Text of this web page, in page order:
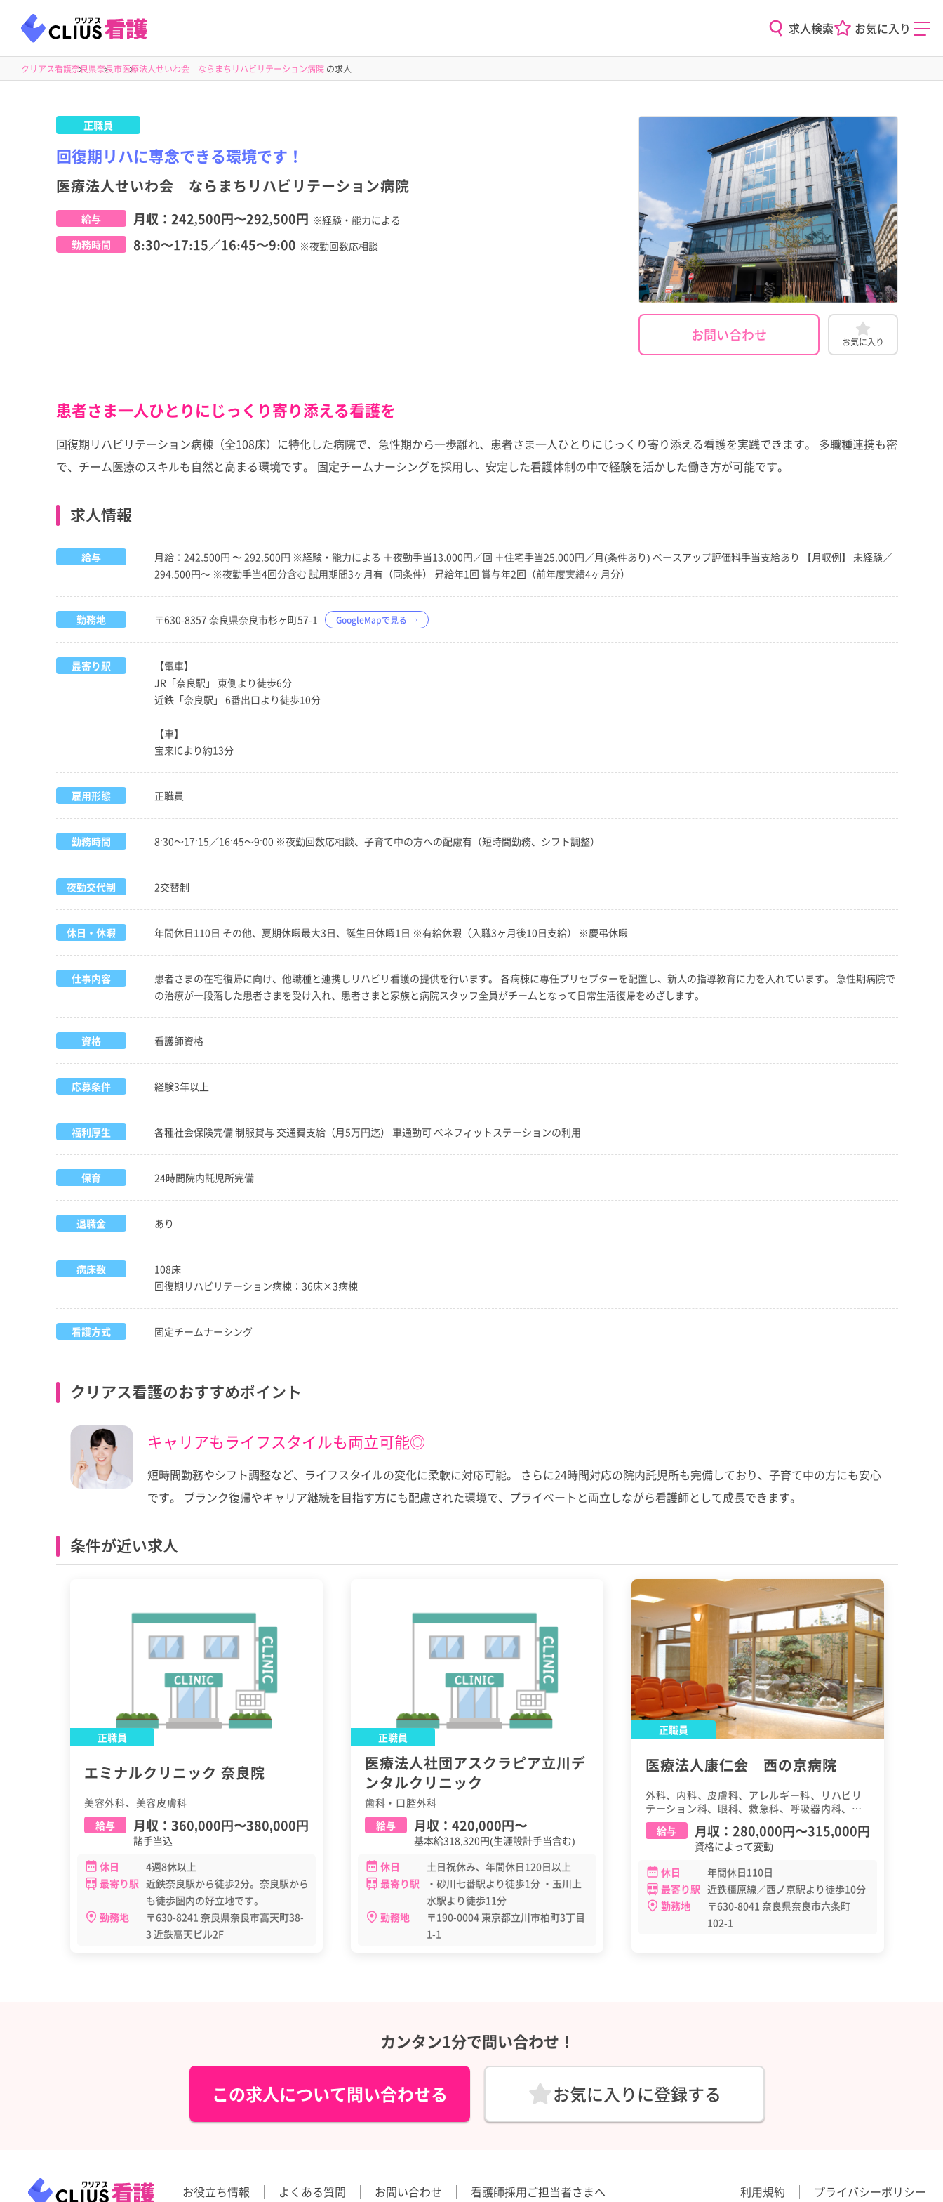
求人検索 お気に入り
クリアス看護奈良県奈良市医療法人せいわ会 ならまちリハビリテーション病院 の求人
正職員
回復期リハに専念できる環境です！
医療法人せいわ会 ならまちリハビリテーション病院
お問い合わせ お気に入り
給与 月収： 242,500円〜292,500円 ※経験・能力による
勤務時間
8:30～17:15／16:45～9:00 ※夜勤回数応相談
患者さま一人ひとりにじっくり寄り添える看護を
回復期リハビリテーション病棟（全108床）に特化した病院で、急性期から一歩離れ、患者さま一人ひとりにじっくり寄り添える看護を実践できます。 多職種連携も密
で、チーム医療のスキルも自然と高まる環境です。 固定チームナーシングを採用し、安定した看護体制の中で経験を活かした働き方が可能です。
求人情報
給与
月給：242,500円 〜 292,500円 ※経験・能力による ＋夜勤手当13,000円／回 ＋住宅手当25,000円／月(条件あり) ベースアップ評価料手当支給あり 【月収例】 未経験／
294,500円～ ※夜勤手当4回分含む 試用期間3ヶ月有（同条件） 昇給年1回 賞与年2回（前年度実績4ヶ月分）
勤務地 〒630-8357 奈良県奈良市杉ヶ町57-1 GoogleMapで見る
最寄り駅
【電車】
JR「奈良駅」 東側より徒歩6分
近鉄「奈良駅」 6番出口より徒歩10分
【車】
宝来ICより約13分
雇用形態 正職員
勤務時間 8:30～17:15／16:45～9:00 ※夜勤回数応相談、子育て中の方への配慮有（短時間勤務、シフト調整）
夜勤交代制 2交替制
休日・休暇 年間休日110日 その他、夏期休暇最大3日、誕生日休暇1日 ※有給休暇（入職3ヶ月後10日支給） ※慶弔休暇
仕事内容
患者さまの在宅復帰に向け、他職種と連携しリハビリ看護の提供を行います。 各病棟に専任プリセプターを配置し、新人の指導教育に力を入れています。 急性期病院で
の治療が一段落した患者さまを受け入れ、患者さまと家族と病院スタッフ全員がチームとなって日常生活復帰をめざします。
資格 看護師資格
応募条件 経験3年以上
福利厚生 各種社会保険完備 制服貸与 交通費支給（月5万円迄） 車通勤可 ベネフィットステーションの利用
保育 24時間院内託児所完備
退職金 あり
病床数
108床
回復期リハビリテーション病棟：36床×3病棟
看護方式 固定チームナーシング
クリアス看護のおすすめポイント
キャリアもライフスタイルも両立可能◎
短時間勤務やシフト調整など、ライフスタイルの変化に柔軟に対応可能。 さらに24時間対応の院内託児所も完備しており、子育て中の方にも安心
です。 ブランク復帰やキャリア継続を目指す方にも配慮された環境で、プライベートと両立しながら看護師として成長できます。
条件が近い求人
正職員
エミナルクリニック 奈良院
美容外科、美容皮膚科
給与
月収： 360,000円〜380,000円
諸手当込
休日
4週8休以上
最寄り駅 近鉄奈良駅から徒歩2分。奈良駅から
も徒歩圏内の好立地です。
勤務地
〒630-8241 奈良県奈良市高天町38-
3 近鉄高天ビル2F
正職員
医療法人社団アスクラピア立川デ
ンタルクリニック
歯科・口腔外科
給与
月収： 420,000円〜
基本給318,320円(生涯設計手当含む)
休日
土日祝休み、年間休日120日以上
最寄り駅
・砂川七番駅より徒歩1分 ・玉川上
水駅より徒歩11分
勤務地
〒190-0004 東京都立川市柏町3丁目
1-1
正職員
医療法人康仁会 西の京病院
外科、内科、皮膚科、アレルギー科、リハビリ
テーション科、眼科、救急科、呼吸器内科、循
環器内科、消化器内科、腎臓内科、整形外科、
糖尿病・内分泌内科、脳神経外科、泌尿器科、
麻酔科、放射線科、消化器外科、歯科・口腔外
給与 月収： 280,000円〜315,000円
資格によって変動
休日
年間休日110日
最寄り駅 近鉄橿原線／西ノ京駅より徒歩10分
勤務地
〒630-8041 奈良県奈良市六条町
102-1
カンタン1分で問い合わせ！
この求人について問い合わせる お気に入りに登録する
お役立ち情報 よくある質問 お問い合わせ 看護師採用ご担当者さまへ 利用規約 プライバシーポリシー